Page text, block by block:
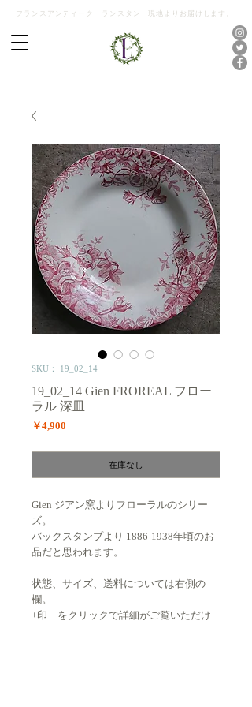
フランスアンティーク ランスタン 現地よりお届けします。
SKU： 19_02_14
19_02_14 Gien FROREAL フロー
ラル 深皿
￥4,900
在庫なし
Gien ジアン窯よりフローラルのシリー
ズ。
バックスタンプより 1886-1938年頃のお
品だと思われます。
状態、サイズ、送料については右側の
欄。
+印 をクリックで詳細がご覧いただけ